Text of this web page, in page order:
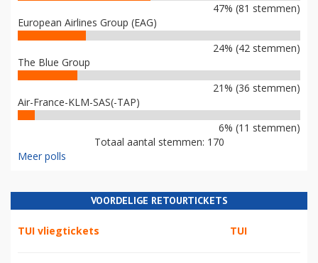
47% (81 stemmen)
European Airlines Group (EAG)
24% (42 stemmen)
The Blue Group
21% (36 stemmen)
Air-France-KLM-SAS(-TAP)
6% (11 stemmen)
Totaal aantal stemmen: 170
Meer polls
VOORDELIGE RETOURTICKETS
TUI vliegtickets TUI